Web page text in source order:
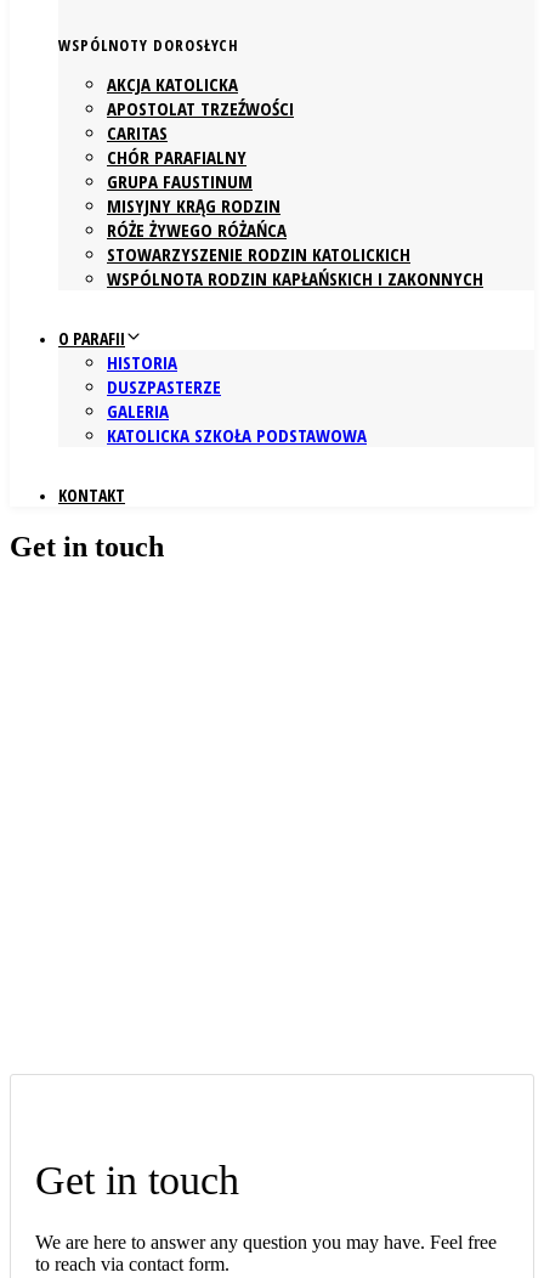
WSPÓLNOTY DOROSŁYCH
AKCJA KATOLICKA
APOSTOLAT TRZEŹWOŚCI
CARITAS
CHÓR PARAFIALNY
GRUPA FAUSTINUM
MISYJNY KRĄG RODZIN
RÓŻE ŻYWEGO RÓŻAŃCA
STOWARZYSZENIE RODZIN KATOLICKICH
WSPÓLNOTA RODZIN KAPŁAŃSKICH I ZAKONNYCH
O PARAFII
HISTORIA
DUSZPASTERZE
GALERIA
KATOLICKA SZKOŁA PODSTAWOWA
KONTAKT
Get in touch
Get in touch
We are here to answer any question you may have. Feel free
to reach via contact form.